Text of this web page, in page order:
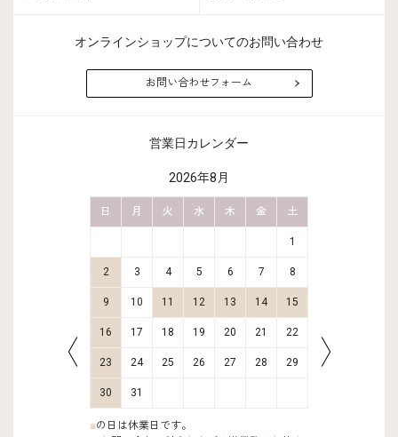
オンラインショップについてのお問い合わせ
お問い合わせフォーム
営業日カレンダー
2026年8月
日 月 火 水 木 金 土
1
2 3 4 5 6 7 8
9 10 11 12 13 14 15
16 17 18 19 20 21 22
23 24 25 26 27 28 29
30 31
■の日は休業日です。